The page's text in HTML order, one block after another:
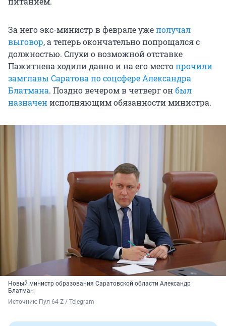
За него экс-министр в феврале ужеполучал
выговор, а теперь окончательно попрощался с
должностью. Слухи о возможной отставке
Пажитнева ходили давно и на его местопрочили
замглавы Саратова по соцсфере Александра
Блатмана. Поздно вечером в четверг онбыл
назначенисполняющим обязанности министра.
Новый министр образования Саратовской области Александр
Блатман
Источник: Пул 64 Z / Telegram